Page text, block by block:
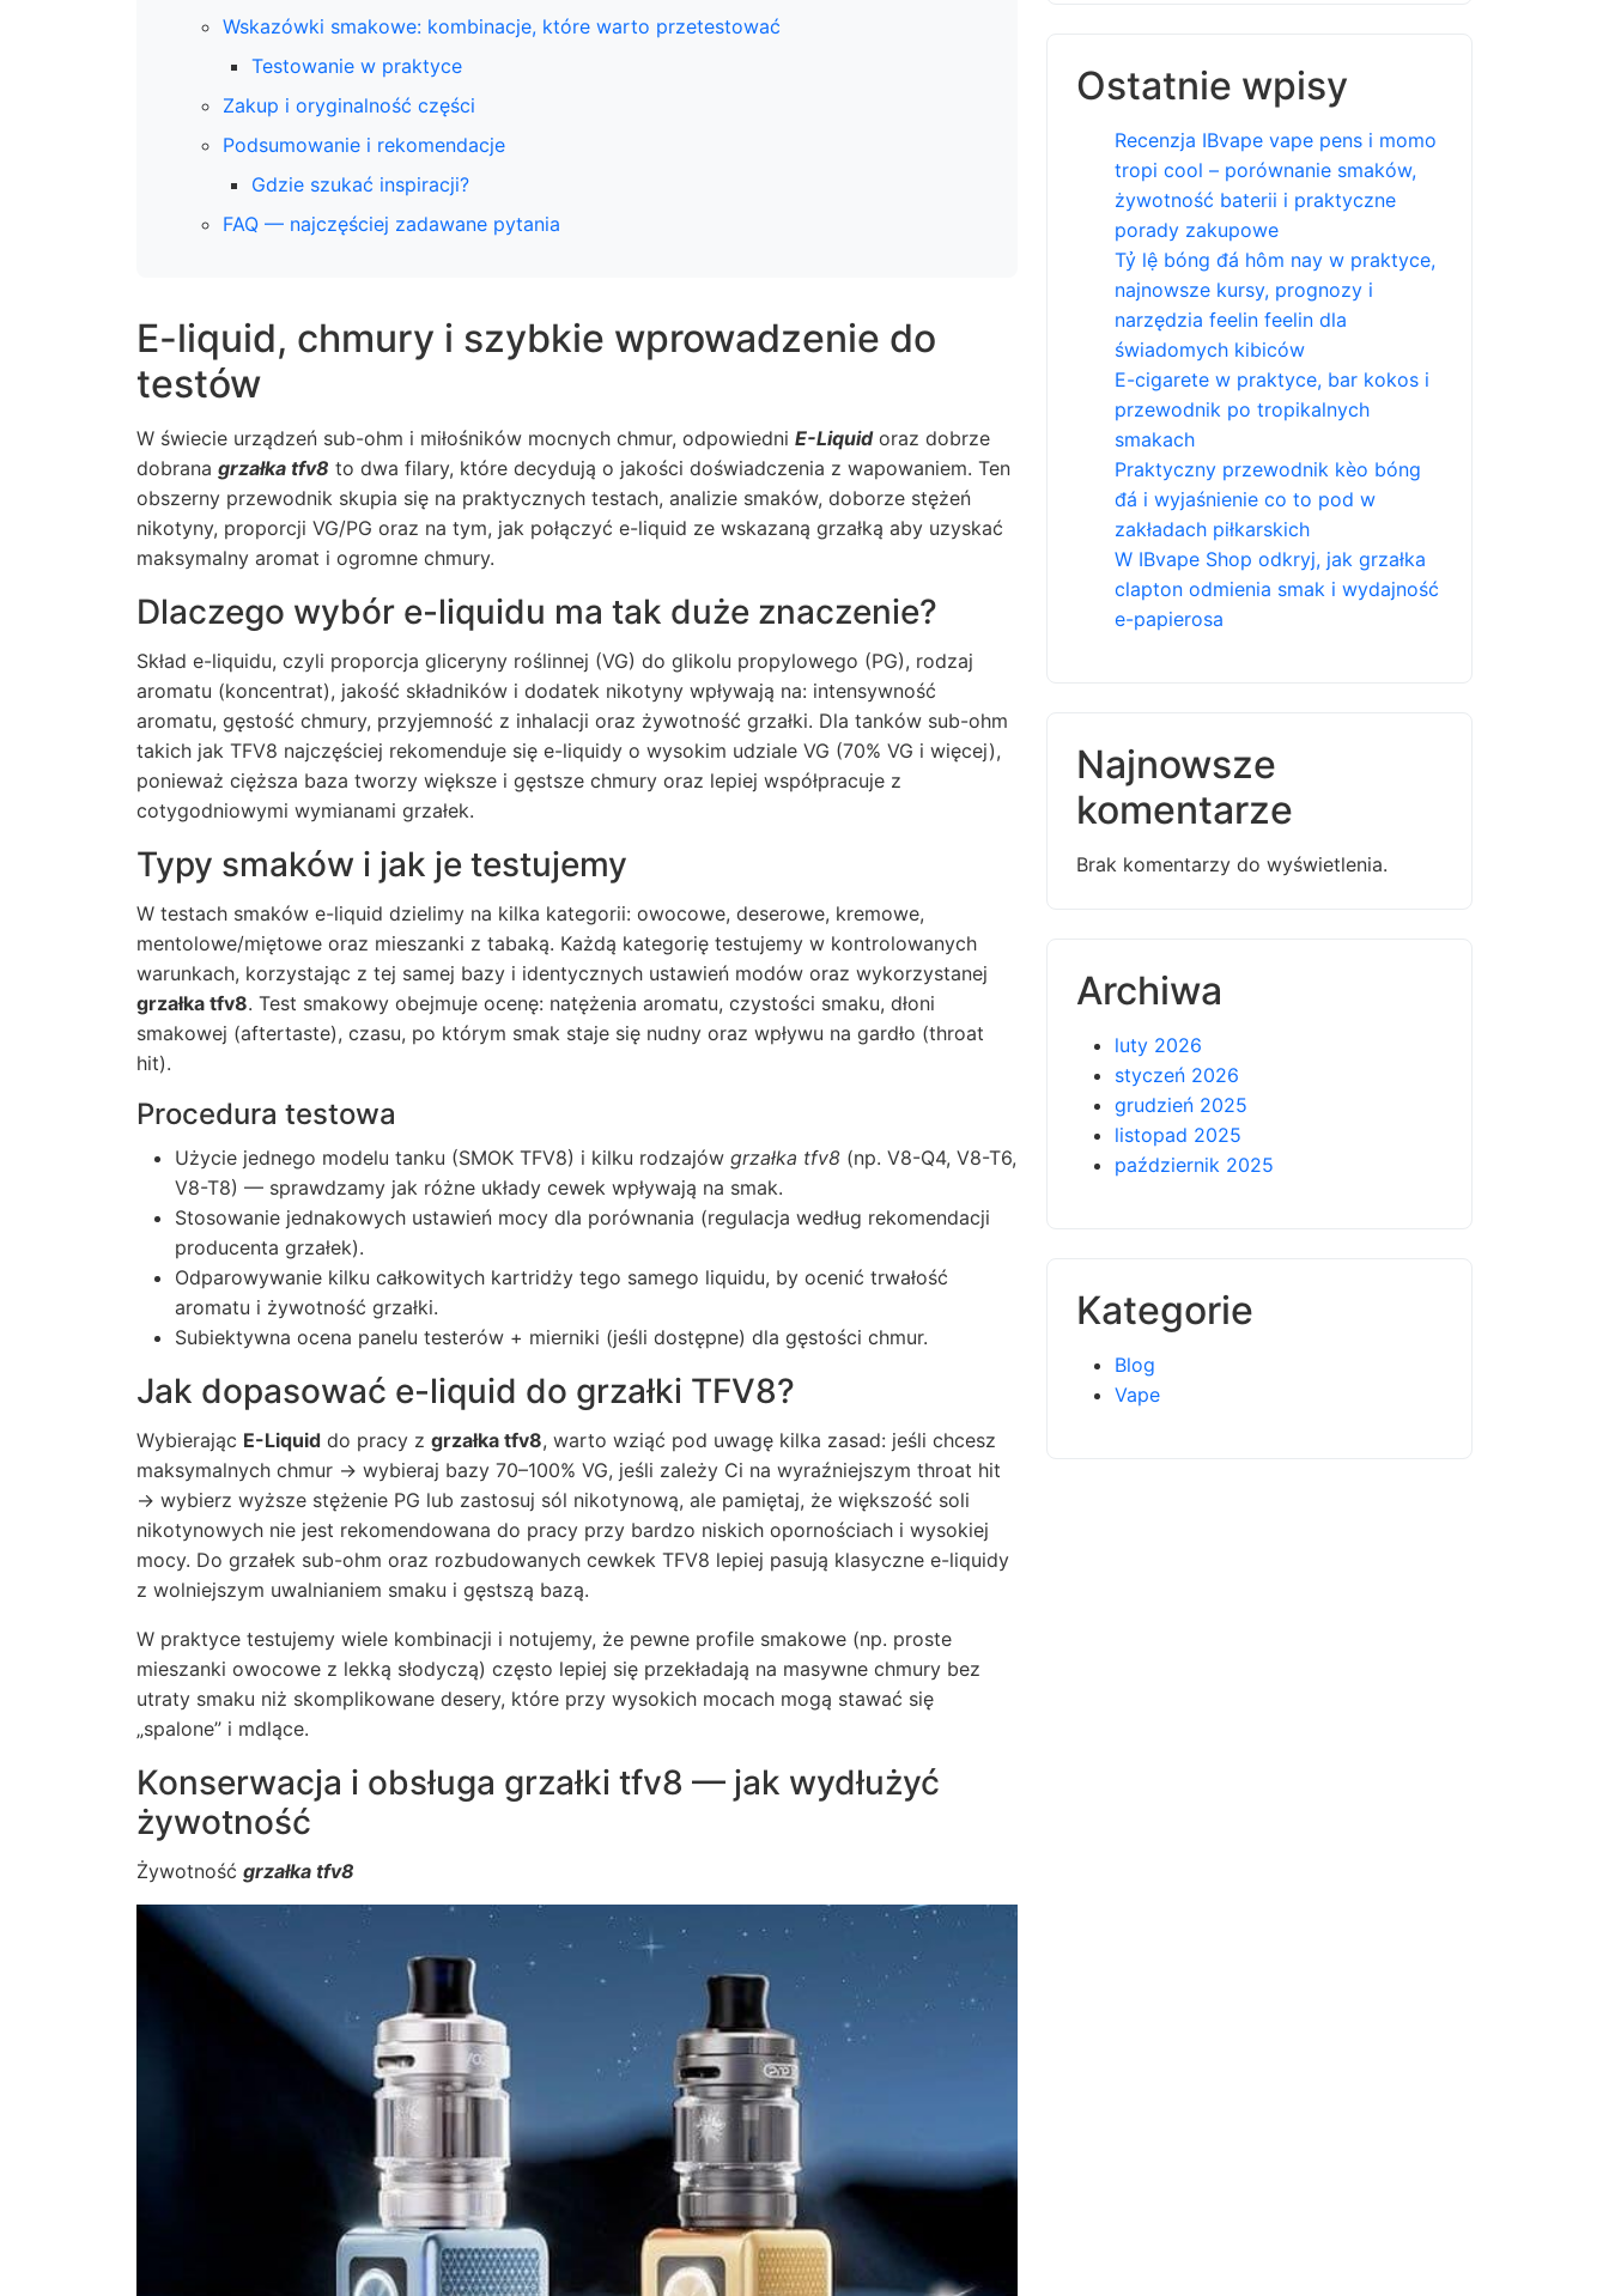
Wskazówki smakowe: kombinacje, które warto przetestować
Testowanie w praktyce
Zakup i oryginalność części
Podsumowanie i rekomendacje
Gdzie szukać inspiracji?
FAQ — najczęściej zadawane pytania
E-liquid, chmury i szybkie wprowadzenie do
testów
W świecie urządzeń sub-ohm i miłośników mocnych chmur, odpowiedni E-Liquidoraz dobrze
dobrana grzałka tfv8 to dwa filary, które decydują o jakości doświadczenia z wapowaniem. Ten
obszerny przewodnik skupia się na praktycznych testach, analizie smaków, doborze stężeń
nikotyny, proporcji VG/PG oraz na tym, jak połączyć e-liquid ze wskazaną grzałką aby uzyskać
maksymalny aromat i ogromne chmury.
Dlaczego wybór e-liquidu ma tak duże znaczenie?
Skład e-liquidu, czyli proporcja gliceryny roślinnej (VG) do glikolu propylowego (PG), rodzaj
aromatu (koncentrat), jakość składników i dodatek nikotyny wpływają na: intensywność
aromatu, gęstość chmury, przyjemność z inhalacji oraz żywotność grzałki. Dla tanków sub-ohm
takich jak TFV8 najczęściej rekomenduje się e-liquidy o wysokim udziale VG (70% VG i więcej),
ponieważ cięższa baza tworzy większe i gęstsze chmury oraz lepiej współpracuje z
cotygodniowymi wymianami grzałek.
Typy smaków i jak je testujemy
W testach smaków e-liquid dzielimy na kilka kategorii: owocowe, deserowe, kremowe,
mentolowe/miętowe oraz mieszanki z tabaką. Każdą kategorię testujemy w kontrolowanych
warunkach, korzystając z tej samej bazy i identycznych ustawień modów oraz wykorzystanej
grzałka tfv8. Test smakowy obejmuje ocenę: natężenia aromatu, czystości smaku, dłoni
smakowej (aftertaste), czasu, po którym smak staje się nudny oraz wpływu na gardło (throat
hit).
Procedura testowa
Użycie jednego modelu tanku (SMOK TFV8) i kilku rodzajów grzałka tfv8 (np. V8-Q4, V8-T6,
V8-T8) — sprawdzamy jak różne układy cewek wpływają na smak.
Stosowanie jednakowych ustawień mocy dla porównania (regulacja według rekomendacji
producenta grzałek).
Odparowywanie kilku całkowitych kartridży tego samego liquidu, by ocenić trwałość
aromatu i żywotność grzałki.
Subiektywna ocena panelu testerów + mierniki (jeśli dostępne) dla gęstości chmur.
Jak dopasować e-liquid do grzałki TFV8?
Wybierając E-Liquid do pracy z grzałka tfv8, warto wziąć pod uwagę kilka zasad: jeśli chcesz
maksymalnych chmur → wybieraj bazy 70–100% VG, jeśli zależy Ci na wyraźniejszym throat hit
→ wybierz wyższe stężenie PG lub zastosuj sól nikotynową, ale pamiętaj, że większość soli
nikotynowych nie jest rekomendowana do pracy przy bardzo niskich opornościach i wysokiej
mocy. Do grzałek sub-ohm oraz rozbudowanych cewkek TFV8 lepiej pasują klasyczne e-liquidy
z wolniejszym uwalnianiem smaku i gęstszą bazą.
W praktyce testujemy wiele kombinacji i notujemy, że pewne profile smakowe (np. proste
mieszanki owocowe z lekką słodyczą) często lepiej się przekładają na masywne chmury bez
utraty smaku niż skomplikowane desery, które przy wysokich mocach mogą stawać się
„spalone” i mdlące.
Konserwacja i obsługa grzałki tfv8 — jak wydłużyć
żywotność
Żywotność grzałka tfv8
Ostatnie wpisy
Recenzja IBvape vape pens i momo
tropi cool – porównanie smaków,
żywotność baterii i praktyczne
porady zakupowe
Tỷ lệ bóng đá hôm nay w praktyce,
najnowsze kursy, prognozy i
narzędzia feelin feelin dla
świadomych kibiców
E-cigarete w praktyce, bar kokos i
przewodnik po tropikalnych
smakach
Praktyczny przewodnik kèo bóng
đá i wyjaśnienie co to pod w
zakładach piłkarskich
W IBvape Shop odkryj, jak grzałka
clapton odmienia smak i wydajność
e-papierosa
Najnowsze
komentarze
Brak komentarzy do wyświetlenia.
Archiwa
luty 2026
styczeń 2026
grudzień 2025
listopad 2025
październik 2025
Kategorie
Blog
Vape